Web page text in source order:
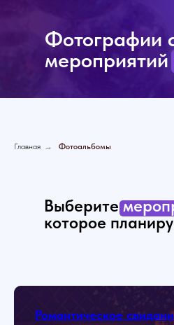
Фотографии
мероприятий
Главная → Фотоальбомы
Выберите
которое
устроить
Романтическое